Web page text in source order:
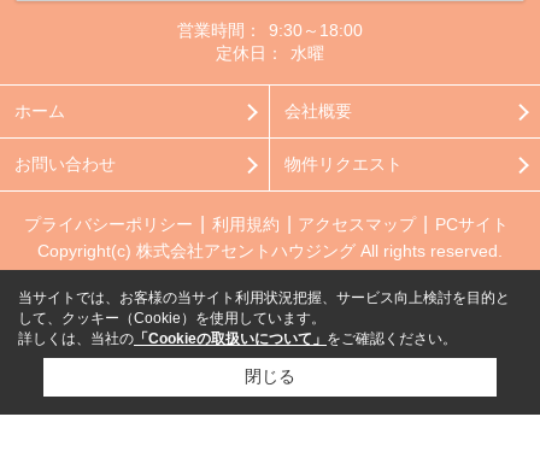
営業時間：
9:30～18:00
定休日：
水曜
ホーム 会社概要
お問い合わせ 物件リクエスト
プライバシーポリシー 利用規約 アクセスマップ
PCサイト
Copyright(c) 株式会社アセントハウジング All rights reserved.
当サイトでは、お客様の当サイト利用状況把握、サービス向上検討を目的と
して、クッキー（Cookie）を使用しています。
詳しくは、当社の 「Cookieの取扱いについて」 をご確認ください。
閉じる